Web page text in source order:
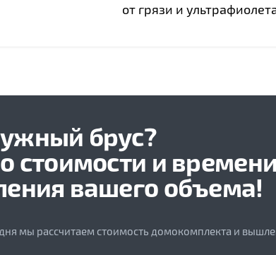
от грязи и
брус?
стоимости и времени
вашего объема!
мы рассчитаем стоимость домокомплекта и